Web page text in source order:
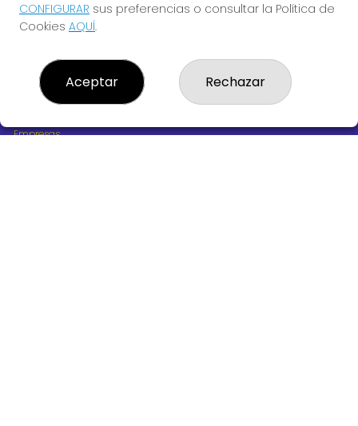
¿Quiénes somos?
Comprar lotería
Resultados
Empresas
CONFIGURAR sus preferencias o consultar la Política de
Cookies AQUÍ.
Aceptar Rechazar